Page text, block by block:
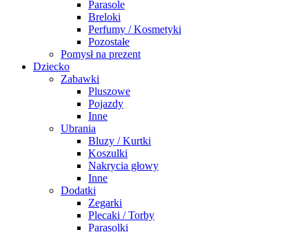
Parasole
Breloki
Perfumy / Kosmetyki
Pozostałe
Pomysł na prezent
Dziecko
Zabawki
Pluszowe
Pojazdy
Inne
Ubrania
Bluzy / Kurtki
Koszulki
Nakrycia głowy
Inne
Dodatki
Zegarki
Plecaki / Torby
Parasolki